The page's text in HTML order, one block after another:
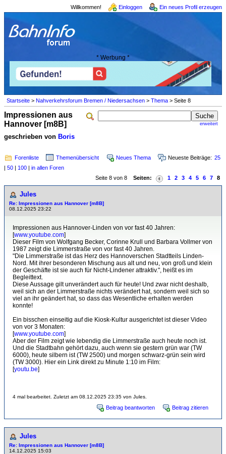
Willkommen! Einloggen Ein neues Profil erzeugen
* Werbung *
Startseite > Nahverkehrsforum Bremen / Niedersachsen > Thema > Seite 8
erweitert
Impressionen aus
Hannover [m8B]
geschrieben von Boris
Forenliste Themenübersicht Neues Thema Neueste Beiträge: 25
| 50 | 100 | in allen Foren
Seite 8 von 8 Seiten: 1 2 3 4 5 6 7 8
Jules
Re: Impressionen aus Hannover [m8B]
08.12.2025 23:22
Impressionen aus Hannover-Linden von vor fast 40 Jahren:
[www.youtube.com]
Dieser Film von Wolfgang Becker, Corinne Krull und Barbara Vollmer von
1987 zeigt die Limmerstraße von vor fast 40 Jahren.
"Die Limmerstraße ist das Herz des Hannoverschen Stadtteils Linden-
Nord. Mit ihrer besonderen Mischung aus alt und neu, von groß und klein
der Geschäfte ist sie auch für Nicht-Lindener attraktiv.", heißt es im
Begleittext.
Diese Aussage gilt unverändert auch für heute! Und zwar nicht deshalb,
weil sich an der Limmerstraße nichts verändert hat, sondern weil sich so
viel an ihr geändert hat, so dass das Wesentliche erhalten werden
konnte!
Ein bisschen einseitig auf die Kiosk-Kultur ausgerichtet ist dieser Video
von vor 3 Monaten:
[www.youtube.com]
Aber der Film zeigt wie lebendig die Limmerstraße auch heute noch ist.
Und die Stadtbahn gehört dazu, auch wenn sie gestern grün war (TW
6000), heute silbern ist (TW 2500) und morgen schwarz-grün sein wird
(TW 3000). Hier ein Link direkt zu Minute 1:10 im Film:
[youtu.be]
4 mal bearbeitet. Zuletzt am 08.12.2025 23:35 von Jules.
Beitrag beantworten Beitrag zitieren
Jules
Re: Impressionen aus Hannover [m8B]
14.12.2025 15:03